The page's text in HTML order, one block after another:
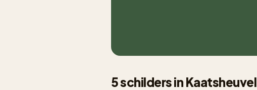
5 schilders in Kaatsheuvel